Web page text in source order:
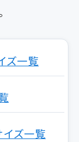
ズ一覧
ズ一覧